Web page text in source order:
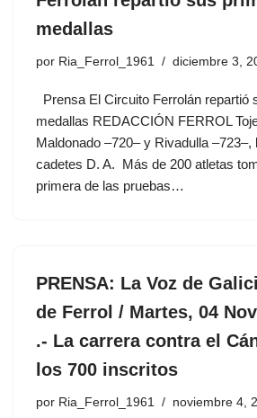
medallas
por Ria_Ferrol_1961 diciembre 3,
Prensa El Circuito Ferrolán repartió
medallas REDACCIÓN FERROL
Maldonado –720– y Rivadulla –723–,
cadetes D. A. Más de 200 atletas
primera de las pruebas…
PRENSA: La Voz de
de Ferrol / Martes, 04
.- La carrera contra el
los 700 inscritos
por Ria_Ferrol_1961 noviembre 4,